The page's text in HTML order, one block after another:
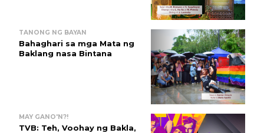
TANONG NG BAYAN
Bahaghari sa mga Mata ng
Baklang nasa Bintana
MAY GANO'N?!
TVB: Teh, Voohay ng Bakla,